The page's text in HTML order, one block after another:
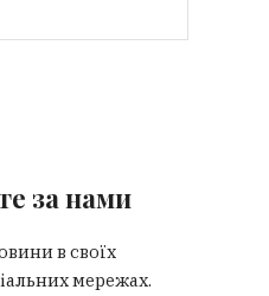
за нами
в своїх
мережах.